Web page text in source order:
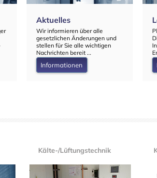
Aktuelles
Wir informieren über alle
gesetzlichen Änderungen und
stellen für Sie alle wichtigen
Nachrichten bereit ...
Informationen
Kälte-/Lüftungstechnik